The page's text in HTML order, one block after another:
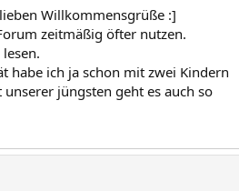
Willkommensgrüße :]
zeitmäßig öfter nutzen.
habe ich ja schon mit zwei Kindern
jüngsten geht es auch so